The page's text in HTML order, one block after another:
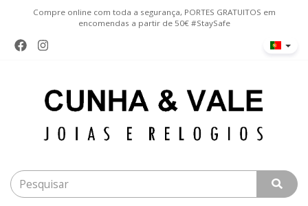
Compre online com toda a segurança, PORTES GRATUITOS em
encomendas a partir de 50€ #StaySafe